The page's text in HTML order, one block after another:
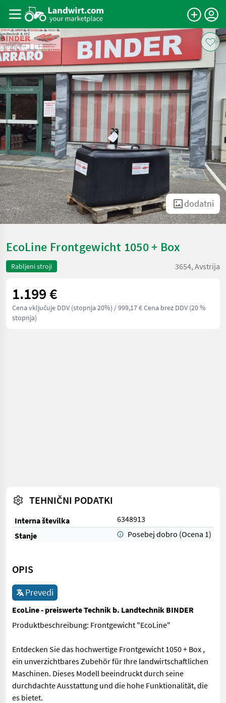
dodatni
EcoLine Frontgewicht 1050 + Box
Rabljeni stroji 3654, Avstrija
1.199 €
Cena vključuje DDV (stopnja 20%) / 999,17 € Cena brez DDV (20 %
stopnja)
TEHNIČNI PODATKI
Interna številka
6348913
Stanje
Posebej dobro (Ocena 1)
OPIS
Prevedi
EcoLine - preiswerte Technik b. Landtechnik BINDER
Produktbeschreibung: Frontgewicht "EcoLine"
Entdecken Sie das hochwertige Frontgewicht 1050 + Box ,
ein unverzichtbares Zubehör für Ihre landwirtschaftlichen
Maschinen. Dieses Modell beeindruckt durch seine
durchdachte Ausstattung und die hohe Funktionalität, die
es bietet.